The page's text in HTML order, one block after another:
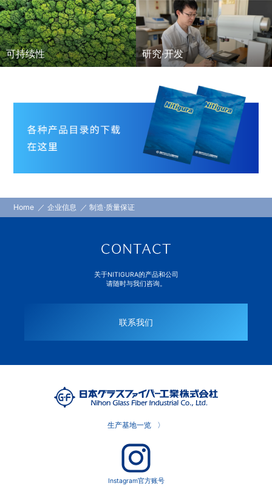
可持续性 研究·开发
Home 企业信息 制造·质量保证
关于NITIGURA的产品和公司
请随时与我们咨询。
联系我们
生产基地一览
Instagram官方账号